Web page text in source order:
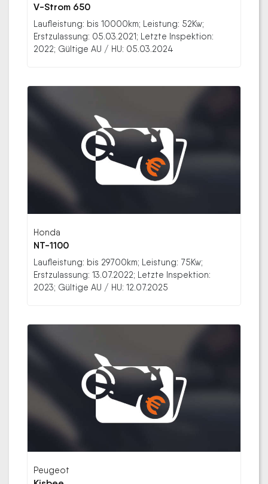
V-Strom 650
Laufleistung: bis 10000km; Leistung: 52Kw;
Erstzulassung: 05.03.2021; Letzte Inspektion:
2022; Gültige AU / HU: 05.03.2024
Honda
NT-1100
Laufleistung: bis 29700km; Leistung: 75Kw;
Erstzulassung: 13.07.2022; Letzte Inspektion:
2023; Gültige AU / HU: 12.07.2025
Peugeot